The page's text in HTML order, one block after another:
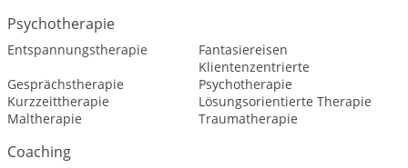
Psychotherapie
Entspannungstherapie
Fantasiereisen
Gesprächstherapie
Klientenzentrierte
Psychotherapie
Kurzzeittherapie
Lösungsorientierte Therapie
Maltherapie
Traumatherapie
Coaching